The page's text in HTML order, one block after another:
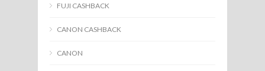
FUJI CASHBACK
CANON CASHBACK
CANON